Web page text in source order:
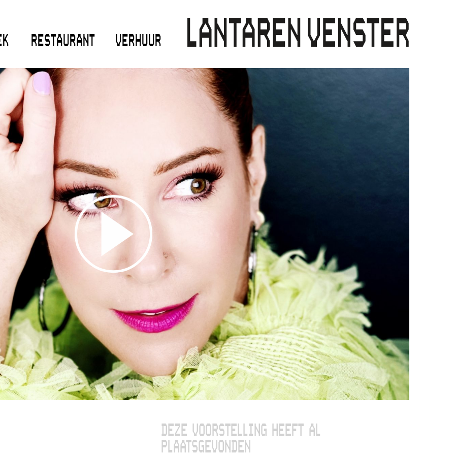
RESTAURANT VERHUUR
DEZE VOORSTELLING HEEFT AL
PLAATSGEVONDEN